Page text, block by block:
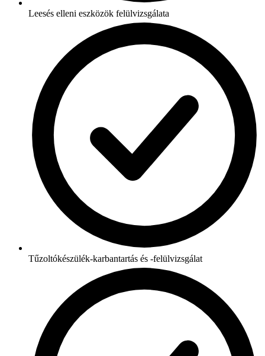
Leesés elleni eszközök felülvizsgálata
Tűzoltókészülék-karbantartás és -felülvizsgálat